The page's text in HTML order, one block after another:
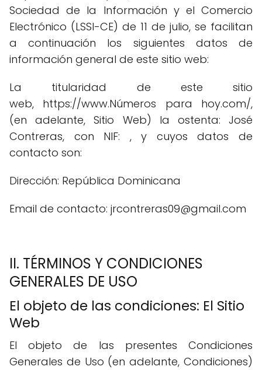
Sociedad de la Información y el Comercio
Electrónico (LSSI-CE) de 11 de julio, se facilitan
a continuación los siguientes datos de
información general de este sitio web:
La titularidad de este sitio
web, https://www.Números para hoy.com/,
(en adelante, Sitio Web) la ostenta: José
Contreras, con NIF: , y cuyos datos de
contacto son:
Dirección: República Dominicana
Email de contacto: jrcontreras09@gmail.com
II. TÉRMINOS Y CONDICIONES
GENERALES DE USO
El objeto de las condiciones: El Sitio
Web
El objeto de las presentes Condiciones
Generales de Uso (en adelante, Condiciones)